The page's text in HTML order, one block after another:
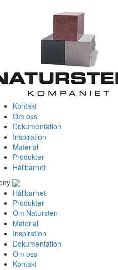
Kontakt
Om oss
Dokumentation
Inspiration
Material
Produkter
Hållbarhet
Hållbarhet
Produkter
Om Natursten
Material
Inspiration
Dokumentation
Om oss
Kontakt